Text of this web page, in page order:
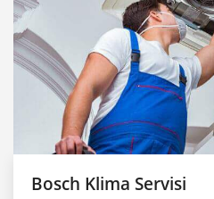
Bosch Klima Servisi